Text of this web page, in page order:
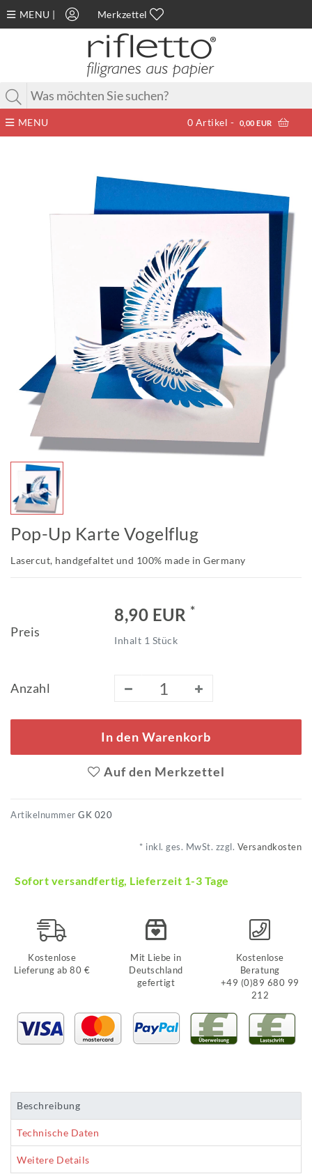
MENU Merkzettel
MENU 0 Artikel - 0,00 EUR
Pop-Up Karte Vogelflug
Lasercut, handgefaltet und 100% made in Germany
Preis
8,90 EUR *
Inhalt 1 Stück
Anzahl
In den Warenkorb
Auf den Merkzettel
Artikelnummer GK 020
* inkl. ges. MwSt. zzgl. Versandkosten
Sofort versandfertig, Lieferzeit 1-3 Tage
Kostenlose
Lieferung ab 80 €
Mit Liebe in
Deutschland
gefertigt
Kostenlose
Beratung
+49 (0)89 680 99
212
Beschreibung
Technische Daten
Weitere Details